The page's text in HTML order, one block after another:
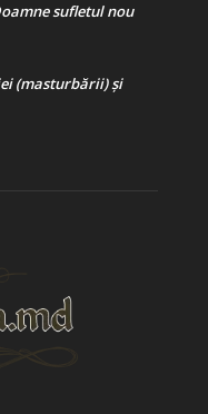
sufletul nou
(masturbării) şi